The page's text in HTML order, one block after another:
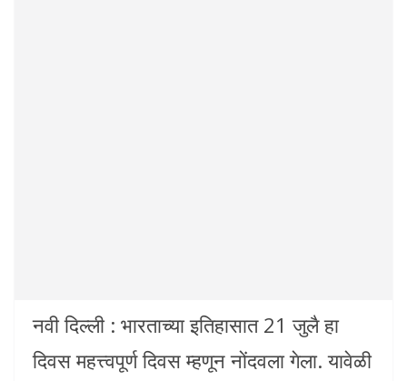
नवी दिल्ली : भारताच्या इतिहासात 21 जुलै हा
दिवस महत्त्वपूर्ण दिवस म्हणून नोंदवला गेला. यावेळी